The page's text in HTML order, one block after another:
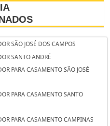
SÃO JOSÉ DOS CAMPOS
SANTO ANDRÉ
PARA CASAMENTO SÃO JOSÉ
PARA CASAMENTO SANTO
PARA CASAMENTO CAMPINAS